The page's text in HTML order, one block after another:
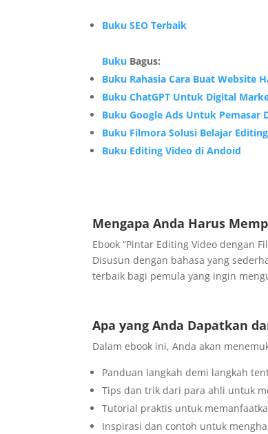
Buku SEO Terbaik
Buku Bagus:
Buku Rahasia Cara Buat Website
Buku ChatGPT Untuk Digital
Buku Google Ads Untuk Pemasar
Buku Filmora Solusi Belajar
Buku Editing Video di Andoid
Mengapa Anda Harus
Ebook “Pintar Editing Video dengan
Disusun dengan bahasa yang
terbaik bagi pemula yang ingin
Apa yang Anda Dapatkan
Dalam ebook ini, Anda akan
Panduan langkah demi langkah
Tips dan trik dari para ahli untuk
Tutorial praktis untuk
Inspirasi dan contoh untuk